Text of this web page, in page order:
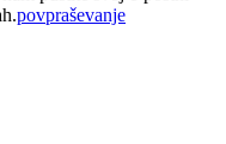
povpraševanje